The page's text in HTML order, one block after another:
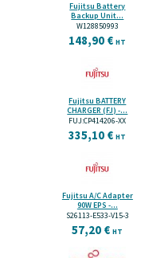
Fujitsu Battery
Backup Unit...
W128850993
148,90 €HT
Fujitsu BATTERY
CHARGER (FJ) -...
FUJ:CP414206-XX
335,10 €HT
Fujitsu A/C Adapter
90W EPS -...
S26113-E533-V15-3
57,20 €HT